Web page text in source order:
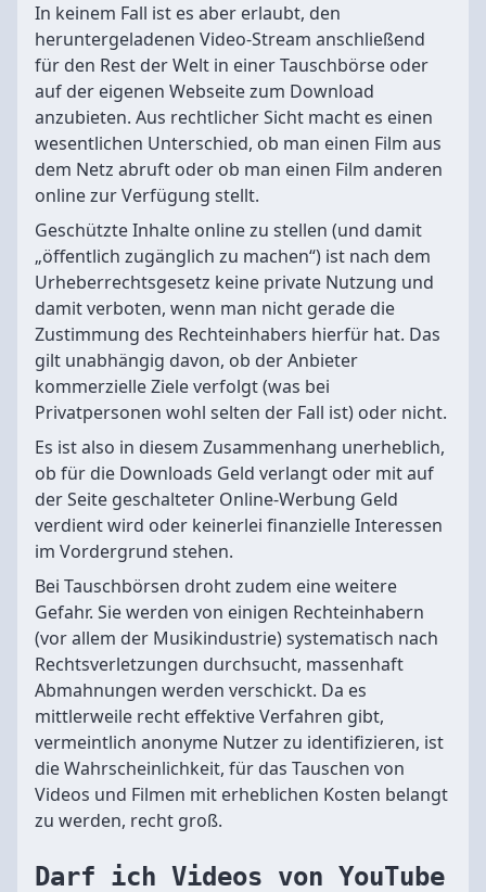
In keinem Fall ist es aber erlaubt, den
heruntergeladenen Video-Stream anschließend
für den Rest der Welt in einer Tauschbörse oder
auf der eigenen Webseite zum Download
anzubieten. Aus rechtlicher Sicht macht es einen
wesentlichen Unterschied, ob man einen Film aus
dem Netz abruft oder ob man einen Film anderen
online zur Verfügung stellt.
Geschützte Inhalte online zu stellen (und damit
„öffentlich zugänglich zu machen“) ist nach dem
Urheberrechtsgesetz keine private Nutzung und
damit verboten, wenn man nicht gerade die
Zustimmung des Rechteinhabers hierfür hat. Das
gilt unabhängig davon, ob der Anbieter
kommerzielle Ziele verfolgt (was bei
Privatpersonen wohl selten der Fall ist) oder nicht.
Es ist also in diesem Zusammenhang unerheblich,
ob für die Downloads Geld verlangt oder mit auf
der Seite geschalteter Online-Werbung Geld
verdient wird oder keinerlei finanzielle Interessen
im Vordergrund stehen.
Bei Tauschbörsen droht zudem eine weitere
Gefahr. Sie werden von einigen Rechteinhabern
(vor allem der Musikindustrie) systematisch nach
Rechtsverletzungen durchsucht, massenhaft
Abmahnungen werden verschickt. Da es
mittlerweile recht effektive Verfahren gibt,
vermeintlich anonyme Nutzer zu identifizieren, ist
die Wahrscheinlichkeit, für das Tauschen von
Videos und Filmen mit erheblichen Kosten belangt
zu werden, recht groß.
Darf ich Videos von YouTube